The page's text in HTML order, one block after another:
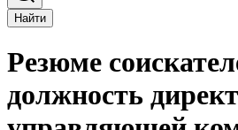
Найти
Резюме
должность